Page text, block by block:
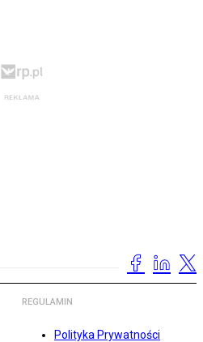
REGULAMIN
Polityka Prywatności